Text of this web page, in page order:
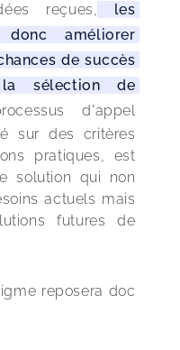
reçues, les
donc améliorer
de succès
sélection de
d'appel
sur des critères
pratiques, est
solution qui non
actuels mais
futures de
reposera doc